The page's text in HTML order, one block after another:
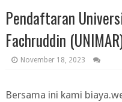
Pendaftaran
Fachruddin
November 18, 2023
Bersama ini kami